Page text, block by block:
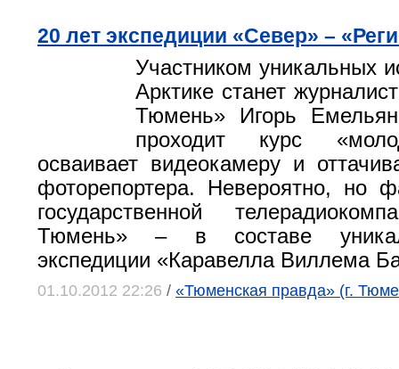
20 лет экспедиции «Север» –
Участником уникальных
Арктике станет
Тюмень» Игорь
проходит курс
осваивает видеокамеру и
фоторепортера. Невероятно, но
государственной
Тюмень» – в составе
экспедиции «Каравелла Виллема
01.10.2012 22:26 / «Тюменская правда» (г.